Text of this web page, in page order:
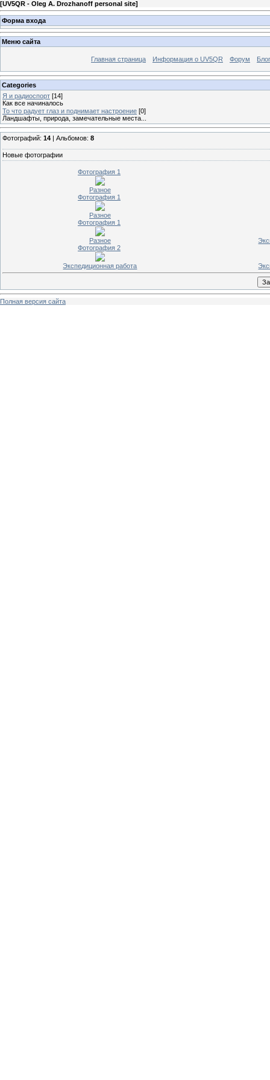
[UV5QR - Oleg А. Drozhanoff personal site]
Форма входа
Меню сайта
Главная страница Информация о UV5QR Форум Блог
Categories
Я и радиоспорт [14]
Как все начиналось
То что радует глаз и поднимает настроение [0]
Ландшафты, природа, замечательные места...
Фотографий: 14 | Альбомов: 8
Новые фотографии
Фотография 1
Разное
Фотография 1
Разное
Фотография 1
Разное
Фотография 2
Экспедиционная работа
Полная версия сайта